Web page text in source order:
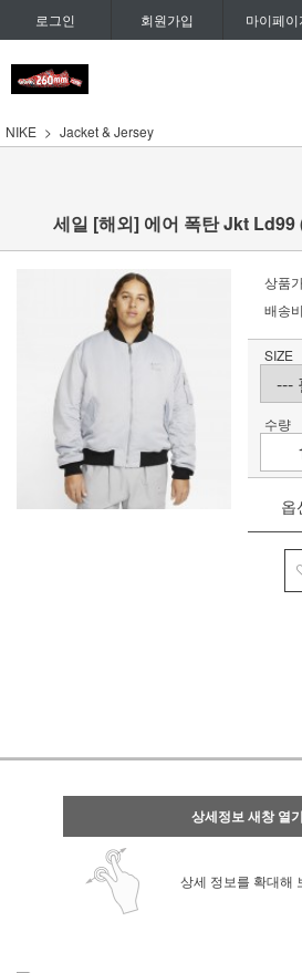
로그인 회원가입 마이페이
NIKE Jacket & Jersey
세일 [해외] 에어 폭탄 Jkt Ld99
상품
배송비
SIZE
수량
옵
상세정보 새창 열기
상세 정보를 확대해